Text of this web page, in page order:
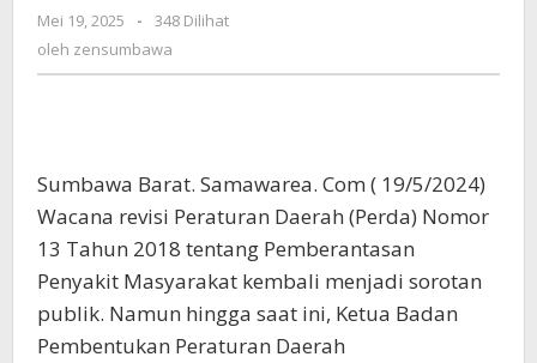
Tidak
Miras
Mei 19, 2025
oleh
zensumbawa
-
348 Dilihat
oleh zensumbawa
Sumbawa Barat. Samawarea. Com ( 19/5/2024)
Wacana revisi Peraturan Daerah (Perda) Nomor
13 Tahun 2018 tentang Pemberantasan
Penyakit Masyarakat kembali menjadi sorotan
publik. Namun hingga saat ini, Ketua Badan
Pembentukan Peraturan Daerah